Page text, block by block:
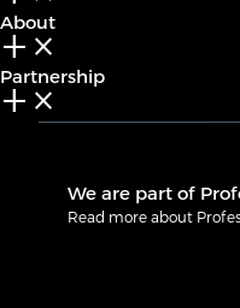
About
add_2 close
Partnership
add_2 close
We are part of
Read more about